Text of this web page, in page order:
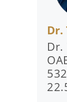
Dr.
Dr.